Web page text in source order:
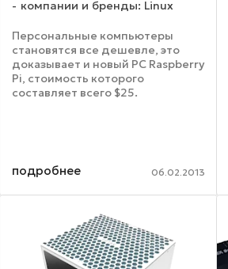
компании и бренды: Linux
Персональные компьютеры
становятся все дешевле, это
доказывает и новый PC Raspberry
Pi, стоимость которого
составляет всего $25.
плату, ...
подробнее 06.02.2013